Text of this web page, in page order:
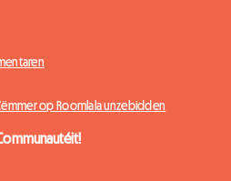
op Roomlala unzebidden